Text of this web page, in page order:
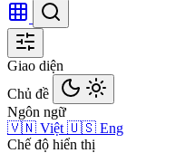
Giao diện
Chủ đề
Ngôn ngữ
🇻🇳 Việt 🇺🇸 Eng
Chế độ hiển thị